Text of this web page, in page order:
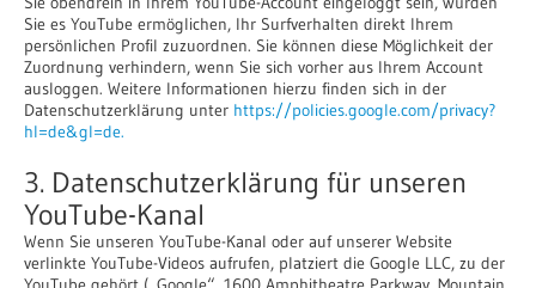
Sie es YouTube ermöglichen, Ihr Surfverhalten direkt Ihrem
persönlichen Profil zuzuordnen. Sie können diese Möglichkeit der
Zuordnung verhindern, wenn Sie sich vorher aus Ihrem Account
ausloggen. Weitere Informationen hierzu finden sich in der
Datenschutzerklärung unter https://policies.google.com/privacy?
hl=de&gl=de.
3. Datenschutzerklärung für unseren
YouTube-Kanal
Wenn Sie unseren YouTube-Kanal oder auf unserer Website
verlinkte YouTube-Videos aufrufen, platziert die Google LLC, zu der